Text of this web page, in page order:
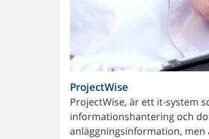
ProjectWise
ProjectWise, är ett it-system
informationshantering och
anläggningsinformation,